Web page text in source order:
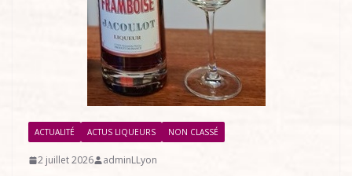
ACTUALITÉ ACTUS LIQUEURS NON CLASSÉ
2 juillet 2026 adminLLyon